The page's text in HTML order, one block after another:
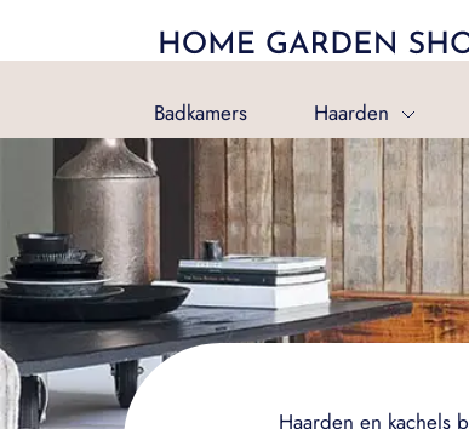
Badkamers Haarden
Haarden en kachels